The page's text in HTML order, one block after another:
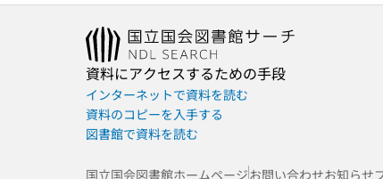
資料にアクセスするための手段
インターネットで資料を読む
資料のコピーを入手する
図書館で資料を読む
国立国会図書館ホームページお問い合わせお知らせ